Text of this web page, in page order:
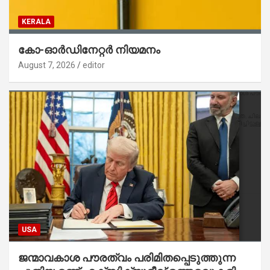
KERALA
കോ-ഓർഡിനേറ്റർ നിയമനം
August 7, 2026 editor
USA
ജന്മാവകാശ പൗരത്വം പരിമിതപ്പെടുത്തുന്ന